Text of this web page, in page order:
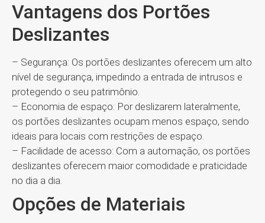
Vantagens dos Portões
Deslizantes
– Segurança: Os portões deslizantes oferecem um alto
nível de segurança, impedindo a entrada de intrusos e
protegendo o seu patrimônio.
– Economia de espaço: Por deslizarem lateralmente,
os portões deslizantes ocupam menos espaço, sendo
ideais para locais com restrições de espaço.
– Facilidade de acesso: Com a automação, os portões
deslizantes oferecem maior comodidade e praticidade
no dia a dia.
Opções de Materiais